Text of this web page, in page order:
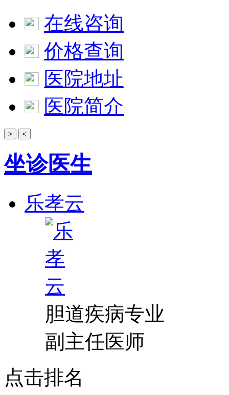
在线咨询
价格查询
医院地址
医院简介
> <
坐诊医生
乐孝云
胆道疾病专业
副主任医师
点击排名